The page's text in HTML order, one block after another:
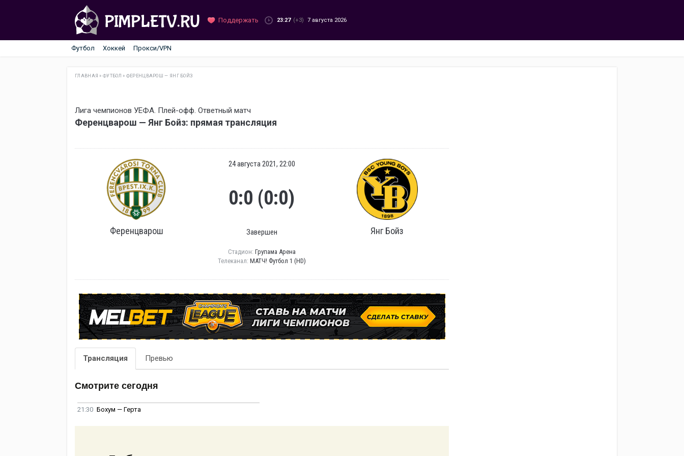
Поддержать 23:27 (+3) 7 августа 2026
Футбол Хоккей Прокси/VPN
ГЛАВНАЯ »ФУТБОЛ » ФЕРЕНЦВАРОШ — ЯНГ БОЙЗ
Лига чемпионов УЕФА. Плей-офф. Ответный матч
Ференцварош — Янг Бойз: прямая трансляция
Ференцварош
24 августа 2021, 22:00
0:0 (0:0)
Завершен Янг Бойз
Стадион: Групама Арена
Телеканал: МАТЧ! Футбол 1 (HD)
Трансляция Превью
Смотрите сегодня
21:30 Бохум — Герта